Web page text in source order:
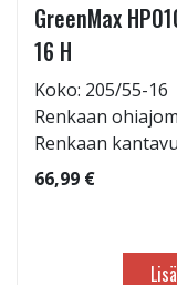
GreenMax
16 H
Koko: 205/55-16
Renkaan
Renkaan
66,99 €